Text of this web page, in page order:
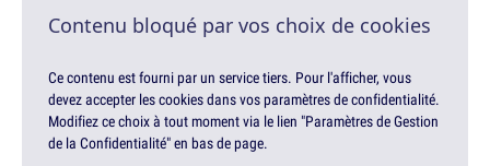
Contenu bloqué par vos choix de cookies
Ce contenu est fourni par un service tiers. Pour l'afficher, vous
devez accepter les cookies dans vos paramètres de confidentialité.
Modifiez ce choix à tout moment via le lien "Paramètres de Gestion
de la Confidentialité" en bas de page.